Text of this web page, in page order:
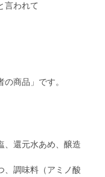
言われて
商品」です。
還元水あめ、醸造
味料（アミノ酸